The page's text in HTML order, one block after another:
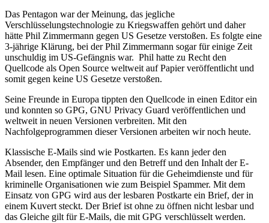
Das Pentagon war der Meinung, das jegliche
Verschlüsselungstechnologie zu Kriegswaffen gehört und daher
hätte Phil Zimmermann gegen US Gesetze verstoßen. Es folgte eine
3-jährige Klärung, bei der Phil Zimmermann sogar für einige Zeit
unschuldig im US-Gefängnis war. Phil hatte zu Recht den
Quellcode als Open Source weltweit auf Papier veröffentlicht und
somit gegen keine US Gesetze verstoßen.
Seine Freunde in Europa tippten den Quellcode in einen Editor ein
und konnten so GPG, GNU Privacy Guard veröffentlichen und
weltweit in neuen Versionen verbreiten. Mit den
Nachfolgeprogrammen dieser Versionen arbeiten wir noch heute.
Klassische E-Mails sind wie Postkarten. Es kann jeder den
Absender, den Empfänger und den Betreff und den Inhalt der E-
Mail lesen. Eine optimale Situation für die Geheimdienste und für
kriminelle Organisationen wie zum Beispiel Spammer. Mit dem
Einsatz von GPG wird aus der lesbaren Postkarte ein Brief, der in
einem Kuvert steckt. Der Brief ist ohne zu öffnen nicht lesbar und
das Gleiche gilt für E-Mails, die mit GPG verschlüsselt werden.